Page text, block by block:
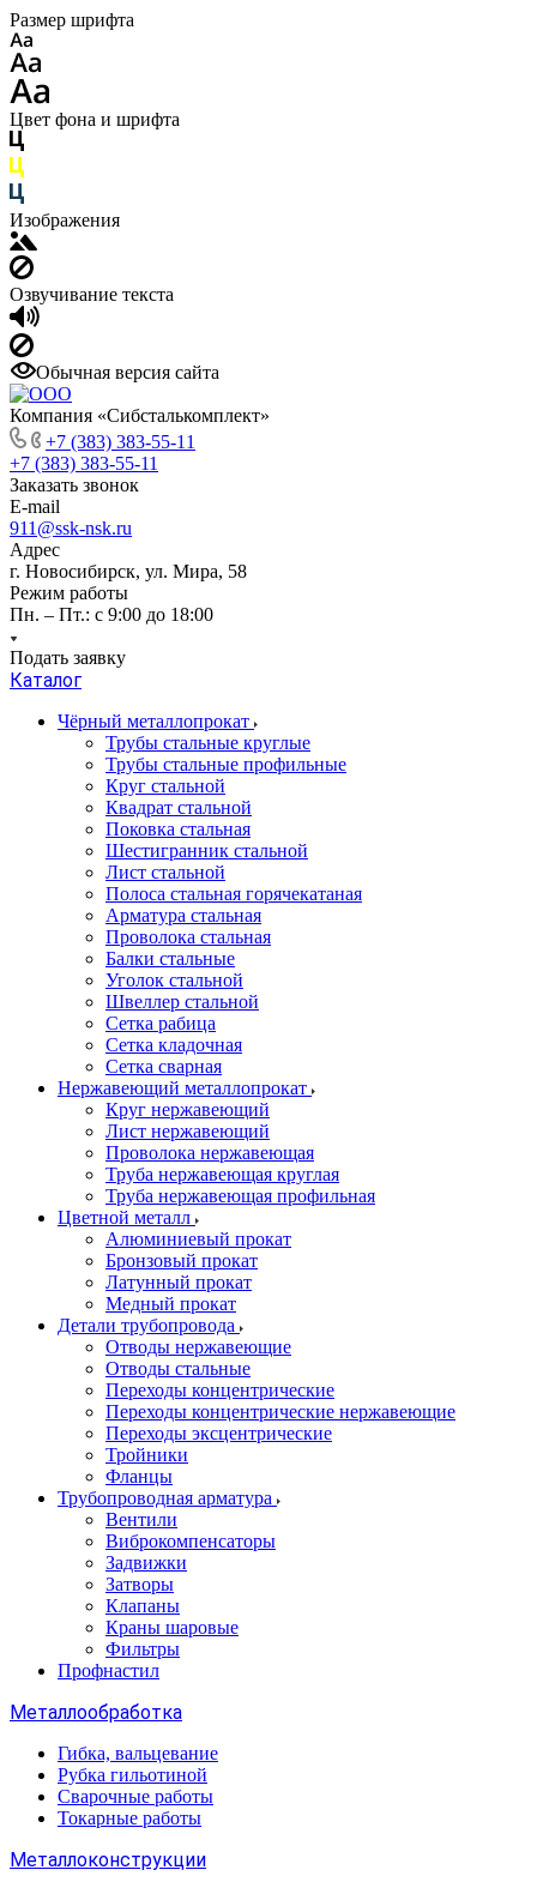
Размер шрифта
Цвет фона и шрифта
Изображения
Озвучивание текста
Обычная версия сайта
Компания «Сибсталькомплект»
+7 (383) 383-55-11
+7 (383) 383-55-11
Заказать звонок
E-mail
911@ssk-nsk.ru
Адрес
г. Новосибирск, ул. Мира, 58
Режим работы
Пн. – Пт.: с 9:00 до 18:00
Подать заявку
Каталог
Чёрный металлопрокат
Трубы стальные круглые
Трубы стальные профильные
Круг стальной
Квадрат стальной
Поковка стальная
Шестигранник стальной
Лист стальной
Полоса стальная горячекатаная
Арматура стальная
Проволока стальная
Балки стальные
Уголок стальной
Швеллер стальной
Сетка рабица
Сетка кладочная
Сетка сварная
Нержавеющий металлопрокат
Круг нержавеющий
Лист нержавеющий
Проволока нержавеющая
Труба нержавеющая круглая
Труба нержавеющая профильная
Цветной металл
Алюминиевый прокат
Бронзовый прокат
Латунный прокат
Медный прокат
Детали трубопровода
Отводы нержавеющие
Отводы стальные
Переходы концентрические
Переходы концентрические нержавеющие
Переходы эксцентрические
Тройники
Фланцы
Трубопроводная арматура
Вентили
Виброкомпенсаторы
Задвижки
Затворы
Клапаны
Краны шаровые
Фильтры
Профнастил
Металлообработка
Гибка, вальцевание
Рубка гильотиной
Сварочные работы
Токарные работы
Металлоконструкции